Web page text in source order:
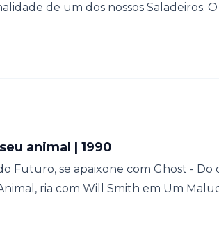
de um dos nossos Saladeiros. O
animal | 1990
Futuro, se apaixone com Ghost - Do
ria com Will Smith em Um